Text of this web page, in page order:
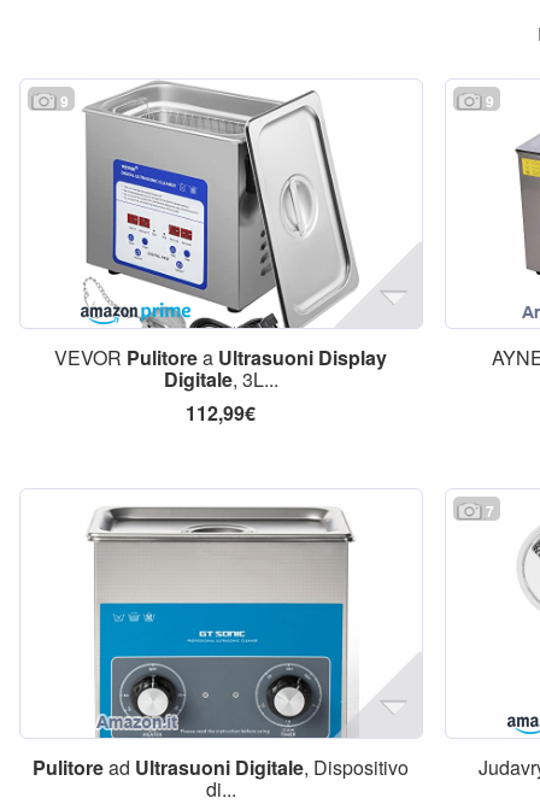
9
VEVOR Pulitorea Ultrasuoni Display
Digitale, 3L...
112,99€
9
Pulitoread Ultrasuoni Digitale, Dispositivo
di...
7